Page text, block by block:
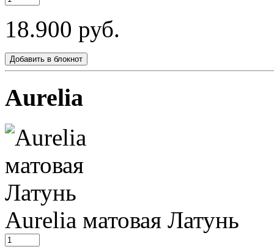
18.900 руб.
Добавить в блокнот
Aurelia
Aurelia матовая Латунь